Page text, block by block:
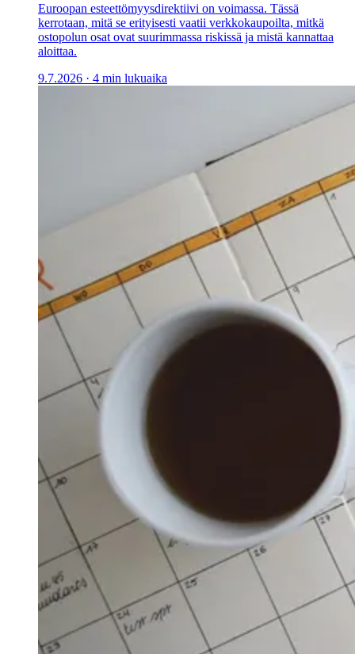
Euroopan esteettömyysdirektiivi on voimassa. Tässä
kerrotaan, mitä se erityisesti vaatii verkkokaupoilta, mitkä
ostopolun osat ovat suurimmassa riskissä ja mistä kannattaa
aloittaa.
9.7.2026 · 4 min lukuaika